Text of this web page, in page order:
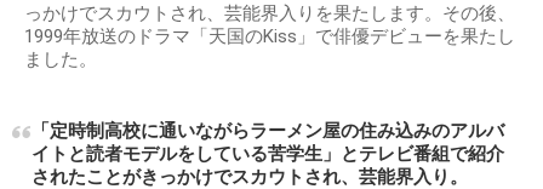
っかけでスカウトされ、芸能界入りを果たします。その後、
1999年放送のドラマ「天国のKiss」で俳優デビューを果たし
ました。
「定時制高校に通いながらラーメン屋の住み込みのアルバ
イトと読者モデルをしている苦学生」とテレビ番組で紹介
されたことがきっかけでスカウトされ、芸能界入り。